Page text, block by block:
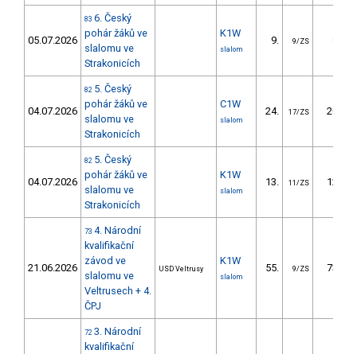
05.07.2026
83 6. Český
pohár žáků ve
slalomu ve
Strakonicích
K1W
slalom
9. 9/ZS 8.64
04.07.2026
82 5. Český
pohár žáků ve
slalomu ve
Strakonicích
C1W
slalom
24. 17/ZS 20.79
04.07.2026
82 5. Český
pohár žáků ve
slalomu ve
Strakonicích
K1W
slalom
13. 11/ZS 12.12
21.06.2026
73 4. Národní
kvalifikační
závod ve
slalomu ve
Veltrusech + 4.
ČPJ
USD Veltrusy
K1W
slalom
55. 9/ZS 73.62
72 3. Národní
kvalifikační